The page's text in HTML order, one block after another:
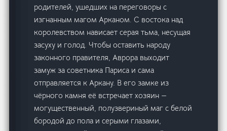
родителей, ушедших на переговоры с
изгнанным магом Арканом. С востока над
королевством нависает серая тьма, несущая
засуху и голод. Чтобы оставить народу
законного правителя, Аврора выходит
замуж за советника Париса и сама
отправляется к Аркану. В его замке из
чёрного камня её встречает хозяин —
могущественный, полузвериный маг с белой
бородой до пола и серыми глазами,